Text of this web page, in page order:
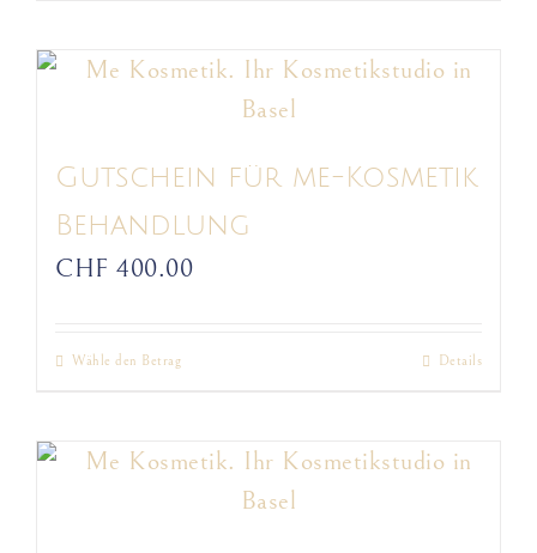
gewählt
werden
weist
mehrere
auf.
Die
Optionen
der
gewählt
werden
Gutschein für me-Kosmetik
Behandlung
CHF 400.00
Wähle den BetragDieses
weist
mehrere
Details